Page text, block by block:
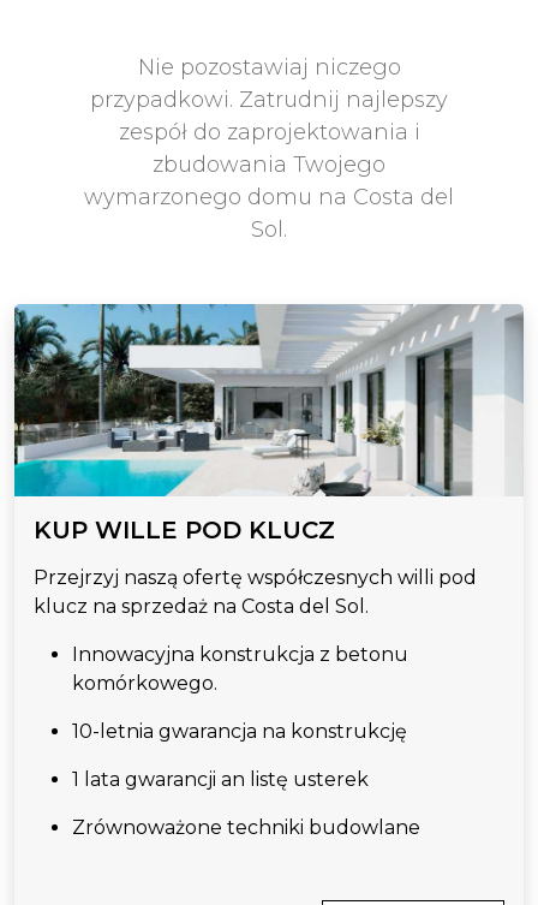
Nie pozostawiaj niczego
przypadkowi. Zatrudnij najlepszy
zespół do zaprojektowania i
zbudowania Twojego
wymarzonego domu na Costa del
Sol.
KUP WILLE POD KLUCZ
Przejrzyj naszą ofertę współczesnych willi pod
klucz na sprzedaż na Costa del Sol.
Innowacyjna konstrukcja z betonu
komórkowego.
10-letnia gwarancja na konstrukcję
1 lata gwarancji an listę usterek
Zrównoważone techniki budowlane